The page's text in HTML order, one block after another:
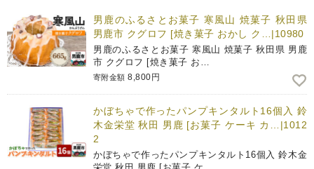
男鹿のふるさとお菓子 寒風山 焼菓子 秋田県
男鹿市 クグロフ [焼き菓子 おかし ク…|10980
男鹿のふるさとお菓子 寒風山 焼菓子 秋田県 男鹿
市 クグロフ [焼き菓子 お…
寄附金額 8,800円
かぼちゃで作ったパンプキンタルト16個入 鈴
木金栄堂 秋田 男鹿 [お菓子 ケーキ カ…|1012
2
かぼちゃで作ったパンプキンタルト16個入 鈴木金